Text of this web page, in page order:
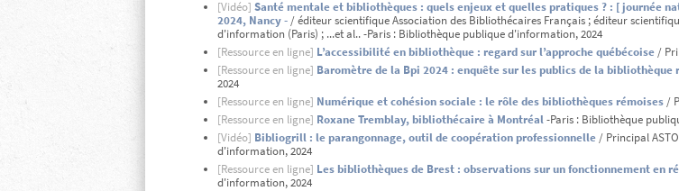
[Vidéo] Santé mentale et bibliothèques : quels enjeux et quelles pratiques ? : [ journée
2024, Nancy - / éditeur scientifique Association des Bibliothécaires Français ; éditeur
d'information (Paris) ; ...et al.. -Paris : Bibliothèque publique d'information, 2024
[Ressource en ligne] L’accessibilité en bibliothèque : regard sur l’approche québécoise/
[Ressource en ligne] Baromètre de la Bpi 2024 : enquête sur les publics de la bibliothèque
2024
[Ressource en ligne] Numérique et cohésion sociale : le rôle des bibliothèques rémoises/
[Ressource en ligne] Roxane Tremblay, bibliothécaire à Montréal-Paris : Bibliothèque
[Vidéo] Bibliogrill : le parangonnage, outil de coopération professionnelle/ Principal
d'information, 2024
[Ressource en ligne] Les bibliothèques de Brest : observations sur un fonctionnement en
d'information, 2024